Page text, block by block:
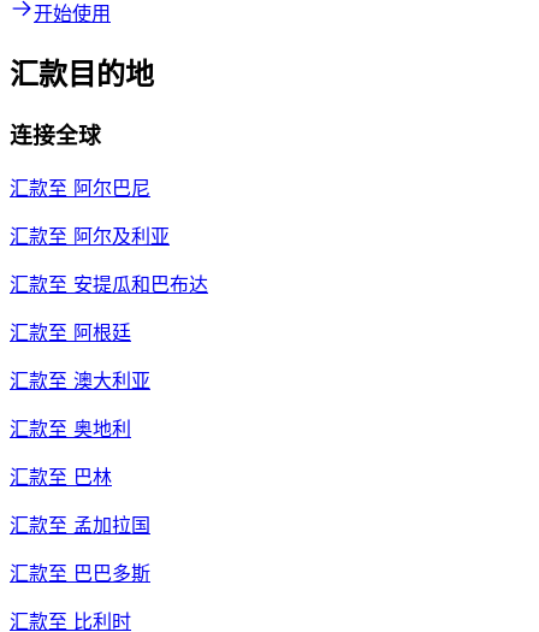
开始使用
汇款目的地
连接全球
汇款至 阿尔巴尼
汇款至 阿尔及利亚
汇款至 安提瓜和巴布达
汇款至 阿根廷
汇款至 澳大利亚
汇款至 奥地利
汇款至 巴林
汇款至 孟加拉国
汇款至 巴巴多斯
汇款至 比利时